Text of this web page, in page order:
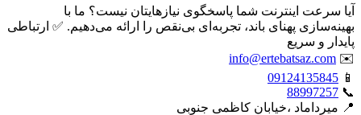
آیا سرعت اینترنت شما پاسخگوی نیازهایتان نیست؟ ما با
بهینه‌سازی پهنای باند، تجربه‌ای بی‌نقص را ارائه می‌دهیم. ✅ ارتباطی
پایدار و سریع
✉️
info@ertebatsaz.com
📱
09124135845
📞
88997257
📍 میرداماد ،خیابان کاظمی جنوبی